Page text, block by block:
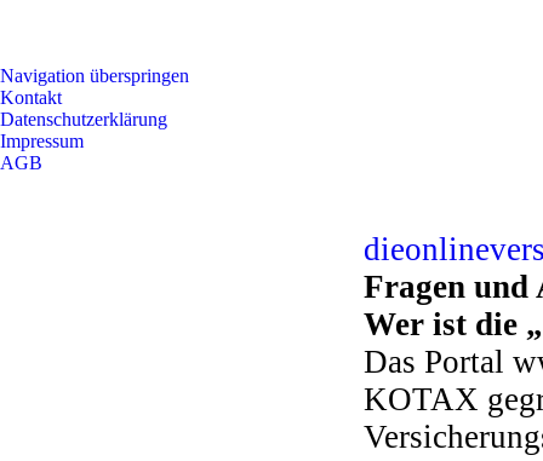
Navigation überspringen
Kontakt
Datenschutzerklärung
Impressum
AGB
Fragen und
Wer ist die
Das Portal
KOTAX